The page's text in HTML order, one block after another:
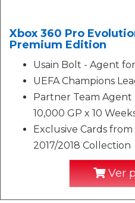
Xbox 360 Pro
Premium Edition
Usain Bolt - Agent
UEFA Champions
Partner Team Agent
10,000 GP x 10
Exclusive Cards
2017/2018 Collection
Ver